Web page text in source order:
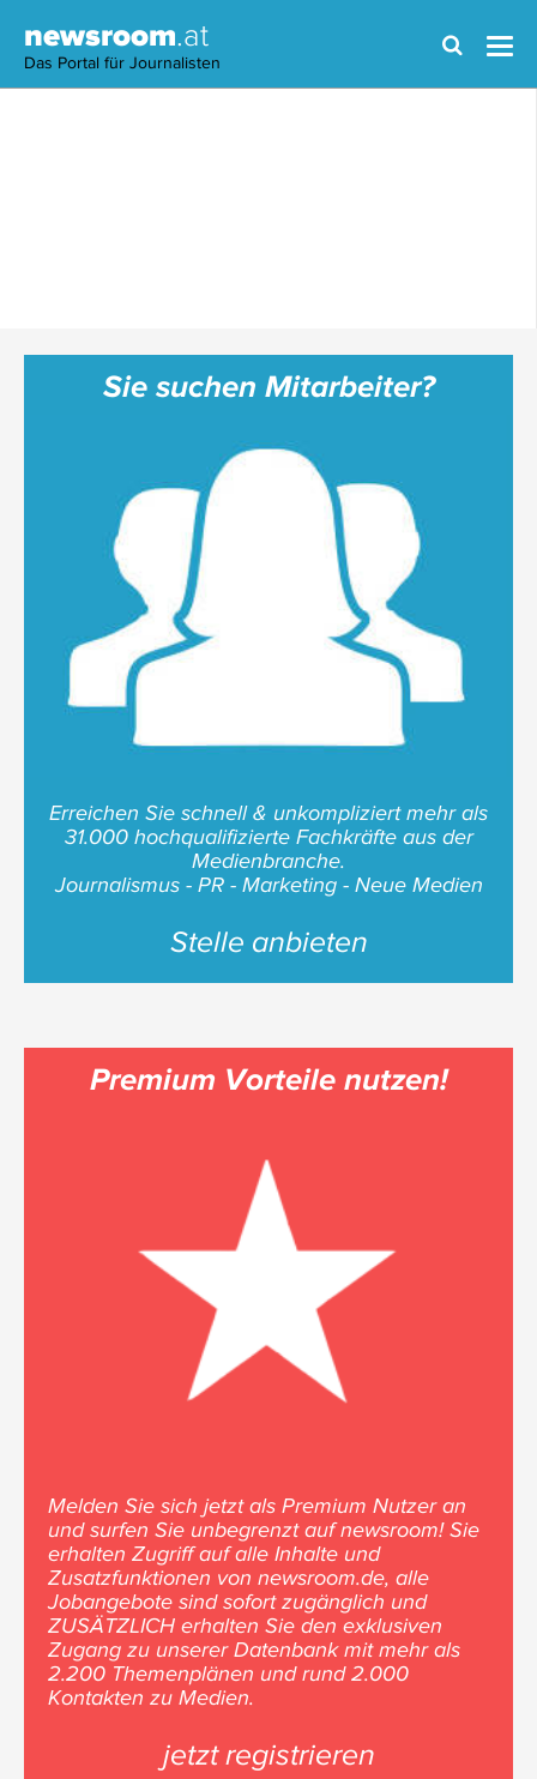
newsroom.at
Das Portal für Journalisten
Sie suchen Mitarbeiter?
Erreichen Sie schnell & unkompliziert mehr als
31.000 hochqualifizierte Fachkräfte aus der
Medienbranche.
Journalismus - PR - Marketing - Neue Medien
Stelle anbieten
Premium Vorteile nutzen!
Melden Sie sich jetzt als Premium Nutzer an
und surfen Sie unbegrenzt auf newsroom! Sie
erhalten Zugriff auf alle Inhalte und
Zusatzfunktionen von newsroom.de, alle
Jobangebote sind sofort zugänglich und
ZUSÄTZLICH erhalten Sie den exklusiven
Zugang zu unserer Datenbank mit mehr als
2.200 Themenplänen und rund 2.000
Kontakten zu Medien.
jetzt registrieren